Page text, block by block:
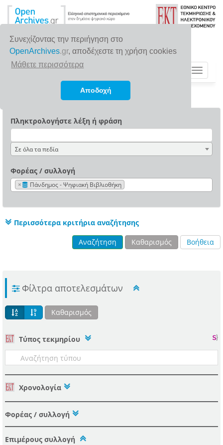
Συνεχίζοντας την περιήγηση στο
OpenArchives.gr, αποδέχεστε τη χρήση cookies
Μάθετε περισσότερα
Αποδοχή
Toggle
Πληκτρολογήστε λέξη ή φράση
Σε όλα τα πεδία
Φορέας / συλλογή
× Πάνδημος - Ψηφιακή Βιβλιοθήκη
Περισσότερα κριτήρια αναζήτησης
Αναζήτηση Καθαρισμός Βοήθεια
Φίλτρα αποτελεσμάτων
Καθαρισμός
Tύπος τεκμηρίου
Χρονολογία
Φορέας / συλλογή
Επιμέρους συλλογή